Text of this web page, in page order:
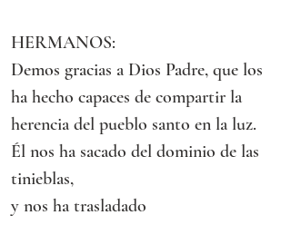
HERMANOS:
Demos gracias a Dios Padre, que los
ha hecho capaces de compartir la
herencia del pueblo santo en la luz.
Él nos ha sacado del dominio de las
tinieblas,
y nos ha trasladado